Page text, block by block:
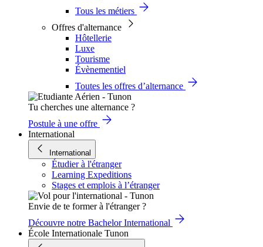
Tous les métiers
Offres d'alternance
Hôtellerie
Luxe
Tourisme
Évènementiel
Toutes les offres d’alternance
Tu cherches une alternance ?
Postule à une offre
International
International
Étudier à l'étranger
Learning Expeditions
Stages et emplois à l’étranger
Envie de te former à l'étranger ?
Découvre notre Bachelor International
École Internationale Tunon